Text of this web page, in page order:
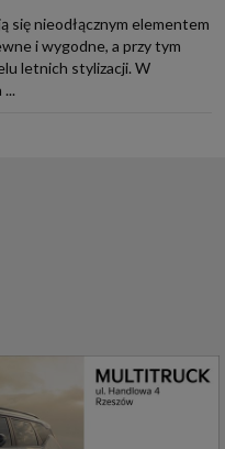
się nieodłącznym elementem
i wygodne, a przy tym
letnich stylizacji. W